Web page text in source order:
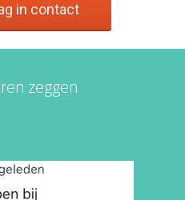
in contact
zeggen